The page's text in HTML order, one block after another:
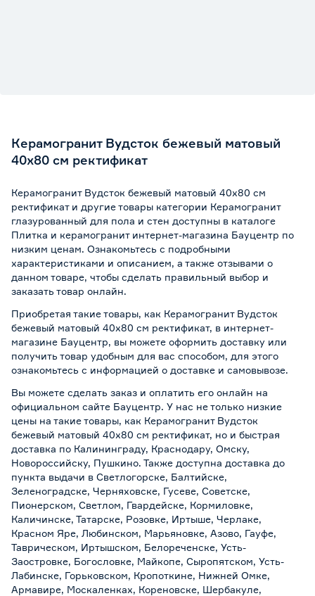
Керамогранит Вудсток бежевый матовый
40х80 см ректификат
Керамогранит Вудсток бежевый матовый 40х80 см
ректификат и другие товары категории Керамогранит
глазурованный для пола и стен доступны в каталоге
Плитка и керамогранит интернет-магазина Бауцентр по
низким ценам. Ознакомьтесь с подробными
характеристиками и описанием, а также отзывами о
данном товаре, чтобы сделать правильный выбор и
заказать товар онлайн.
Приобретая такие товары, как Керамогранит Вудсток
бежевый матовый 40х80 см ректификат, в интернет-
магазине Бауцентр, вы можете оформить доставку или
получить товар удобным для вас способом, для этого
ознакомьтесь с информацией о доставке и самовывозе.
Вы можете сделать заказ и оплатить его онлайн на
официальном сайте Бауцентр. У нас не только низкие
цены на такие товары, как Керамогранит Вудсток
бежевый матовый 40х80 см ректификат, но и быстрая
доставка по Калининграду, Краснодару, Омску,
Новороссийску, Пушкино. Также доступна доставка до
пункта выдачи в Светлогорске, Балтийске,
Зеленоградске, Черняховске, Гусеве, Советске,
Пионерском, Светлом, Гвардейске, Кормиловке,
Каличинске, Татарске, Розовке, Иртыше, Черлаке,
Красном Яре, Любинском, Марьяновке, Азово, Гауфе,
Таврическом, Иртышском, Белореченске, Усть-
Заостровке, Богословке, Майкопе, Сыропятском, Усть-
Лабинске, Горьковском, Кропоткине, Нижней Омке,
Армавире, Москаленках, Кореновске, Шербакуле,